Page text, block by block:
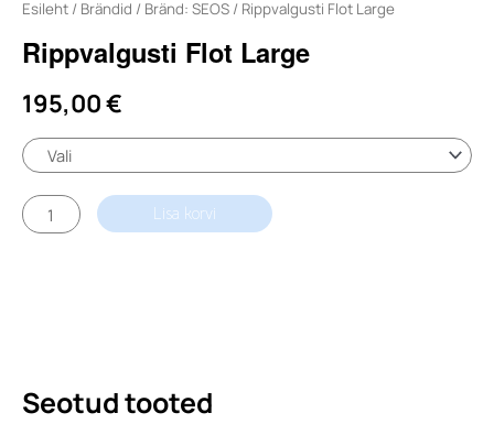
Esileht / Brändid / Bränd: SEOS / Rippvalgusti Flot Large
Rippvalgusti Flot Large
195,00€
Rippvalgusti
Flot
Lisa korvi
Seotud tooted